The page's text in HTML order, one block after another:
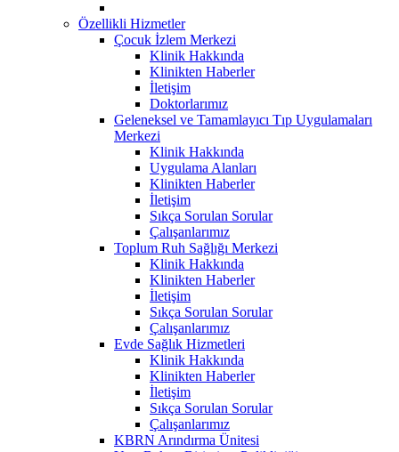
Özellikli Hizmetler
Çocuk İzlem Merkezi
Klinik Hakkında
Klinikten Haberler
İletişim
Doktorlarımız
Geleneksel ve Tamamlayıcı Tıp Uygulamaları
Merkezi
Klinik Hakkında
Uygulama Alanları
Klinikten Haberler
İletişim
Sıkça Sorulan Sorular
Çalışanlarımız
Toplum Ruh Sağlığı Merkezi
Klinik Hakkında
Klinikten Haberler
İletişim
Sıkça Sorulan Sorular
Çalışanlarımız
Evde Sağlık Hizmetleri
Klinik Hakkında
Klinikten Haberler
İletişim
Sıkça Sorulan Sorular
Çalışanlarımız
KBRN Arındırma Ünitesi